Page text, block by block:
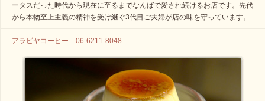
ータスだった時代から現在に至るまでなんばで愛され続けるお店です。先代
から本物至上主義の精神を受け継ぐ3代目ご夫婦が店の味を守っています。
アラビヤコーヒー 06-6211-8048